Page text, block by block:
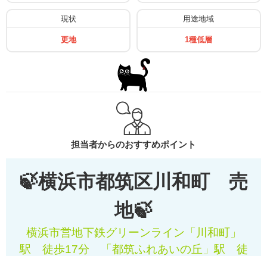
現状
更地
⽤途地域
1種低層
担当者からのおすすめポイント
🍃横浜市都筑区川和町 売
地🍃
横浜市営地下鉄グリーンライン「川和町」
駅 徒歩17分 「都筑ふれあいの丘」駅 徒